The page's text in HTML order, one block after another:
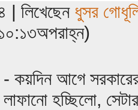
| লিখেছেন ধুসর
- কয়দিন আগে
লাফানো হচ্ছিলো,